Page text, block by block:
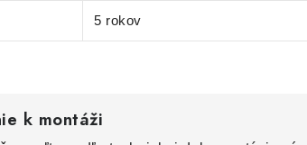
5 rokov
k montáži